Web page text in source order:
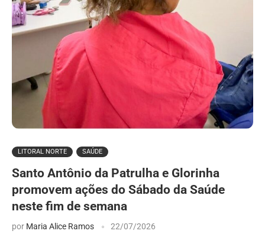
LITORAL NORTE SAÚDE
Santo Antônio da Patrulha e Glorinha
promovem ações do Sábado da Saúde
neste fim de semana
por Maria Alice Ramos 22/07/2026